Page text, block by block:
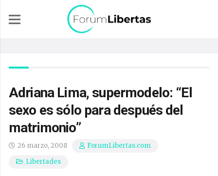
Adriana Lima, supermodelo: “El
sexo es sólo para después del
matrimonio”
26 marzo, 2008
ForumLibertas.com
Libertades